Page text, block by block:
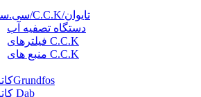
سی.سی.کا/C.C.K/تایوان
دستگاه تصفیه آب
فیلترهای C.C.K
منبع های C.C.K
کاتالوگGrundfos
کاتالوگ Dab